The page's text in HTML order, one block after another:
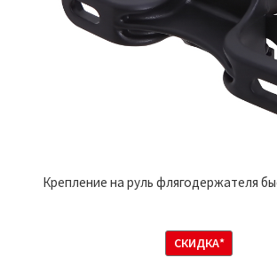
Крепление на руль флягодержателя
СКИДКА*